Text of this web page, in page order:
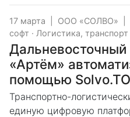
17 марта ООО «СОЛВО»
софт · Логистика, транспорт
Дальневосточный
«Артём»
помощью
Транспортно-
единую цифровую